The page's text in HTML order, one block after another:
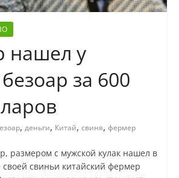
нашел у
за 600
, деньги, Китай, свиня, фермер
размером с мужской кулак нашел в
свиньи китайский фермер